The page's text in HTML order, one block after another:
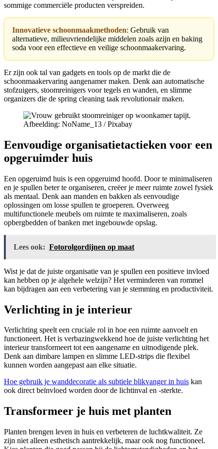
sommige commerciële producten verspreiden.
Innovatieve schoonmaakmethoden: Gebruik van
alternatieve, milieuvriendelijke middelen zoals azijn en baking
soda voor een effectieve en veilige schoonmaakervaring.
Er zijn ook tal van gadgets en tools op de markt die de
schoonmaakervaring aangenamer maken. Denk aan automatische
stofzuigers, stoomreinigers voor tegels en wanden, en slimme
organizers die de spring cleaning taak revolutionair maken.
Afbeelding: NoName_13 / Pixabay
Eenvoudige organisatietactieken voor een
opgeruimder huis
Een opgeruimd huis is een opgeruimd hoofd. Door te minimaliseren
en je spullen beter te organiseren, creëer je meer ruimte zowel fysiek
als mentaal. Denk aan manden en bakken als eenvoudige
oplossingen om losse spullen te groeperen. Overweeg
multifunctionele meubels om ruimte te maximaliseren, zoals
opbergbedden of banken met ingebouwde opslag.
Lees ook: Fotorolgordijnen op maat
Wist je dat de juiste organisatie van je spullen een positieve invloed
kan hebben op je algehele welzijn? Het verminderen van rommel
kan bijdragen aan een verbetering van je stemming en productiviteit.
Verlichting in je interieur
Verlichting speelt een cruciale rol in hoe een ruimte aanvoelt en
functioneert. Het is verbazingwekkend hoe de juiste verlichting het
interieur transformeert tot een aangename en uitnodigende plek.
Denk aan dimbare lampen en slimme LED-strips die flexibel
kunnen worden aangepast aan elke situatie.
Hoe gebruik je wanddecoratie als subtiele blikvanger in huis kan
ook direct beïnvloed worden door de lichtinval en -sterkte.
Transformeer je huis met planten
Planten brengen leven in huis en verbeteren de luchtkwaliteit. Ze
zijn niet alleen esthetisch aantrekkelijk, maar ook nog functioneel.